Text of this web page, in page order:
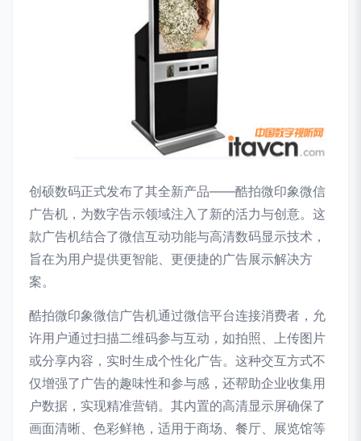
创硕数码正式发布了其全新产品——酷拍微印象微信
广告机，为数字告示领域注入了新的活力与创意。这
款广告机结合了微信互动功能与高清数码显示技术，
旨在为用户提供更智能、更便捷的广告展示解决方
案。
酷拍微印象微信广告机通过微信平台连接消费者，允
许用户通过扫描二维码参与互动，如拍照、上传图片
或分享内容，实时生成个性化广告。这种交互方式不
仅增强了广告的趣味性和参与感，还帮助企业收集用
户数据，实现精准营销。其内置的高清显示屏确保了
画面清晰、色彩鲜艳，适用于商场、餐厅、展览馆等